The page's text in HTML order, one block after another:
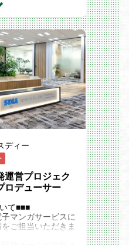
ダイナミックに事
、DMMの最大の魅
、社内外から次々
い込み、また新た
な好循環が存在し
す。
での業務実施が可
定の速さ
業に携わることが
規事業開発の両面
能です。
われず、業界全般
うな取り組み、展
ーサー：1名
サー：7名
として、公式WEB
WEBの外部制作デ
でのECWEB運用、
補助など、HIMEH
で最大化させる
きでこの世界に骨
！熱狂のコンテン
！？
たにとって、最高
ております。
用/改修ディレクシ
部発注ディレクシ
ルを使用したペー
ているShopify機能
の運用補助
ディー
運営プロジェク
ロデューサー
て■■■
マンガサービスに
ご担当いただきま